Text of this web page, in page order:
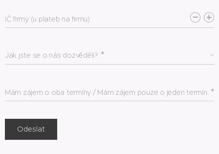
IČ firmy (u plateb na firmu)
Jak jste se o nás dozvěděli?
Mám zájem o oba termíny / Mám zájem pouze o jeden termín:
Odeslat